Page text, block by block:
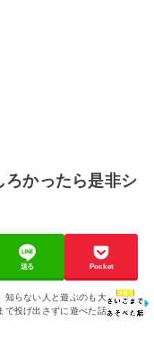
ろかったら是非シ
送る Pocket
知らない人と遊ぶのも大
で投げ出さずに遊べた話